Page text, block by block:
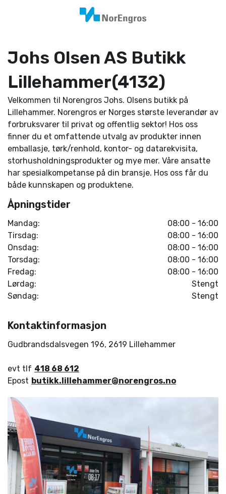
Johs Olsen AS Butikk
Lillehammer(4132)
Velkommen til Norengros Johs. Olsens butikk på
Lillehammer. Norengros er Norges største leverandør av
forbruksvarer til privat og offentlig sektor! Hos oss
finner du et omfattende utvalg av produkter innen
emballasje, tørk/renhold, kontor- og datarekvisita,
storhusholdningsprodukter og mye mer. Våre ansatte
har spesialkompetanse på din bransje. Hos oss får du
både kunnskapen og produktene.
Åpningstider
Mandag:
08:00 - 16:00
Tirsdag:
08:00 - 16:00
Onsdag:
08:00 - 16:00
Torsdag:
08:00 - 16:00
Fredag:
08:00 - 16:00
Lørdag:
Stengt
Søndag:
Stengt
Kontaktinformasjon
Gudbrandsdalsvegen 196, 2619 Lillehammer
evt tlf 418 68 612
Epost butikk.lillehammer@norengros.no